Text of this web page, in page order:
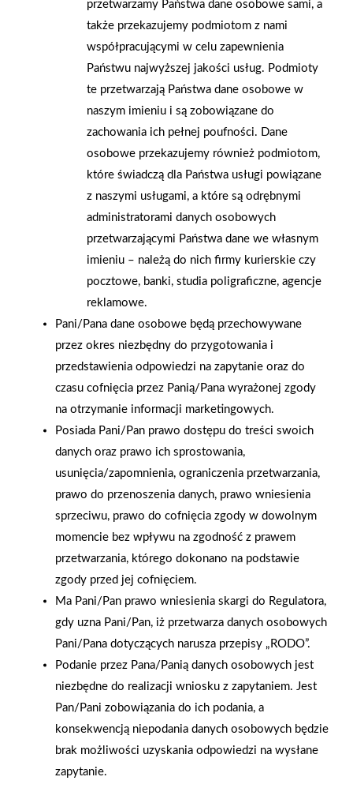
AKTUALNOŚCI
przetwarzamy Państwa dane osobowe sami, a
także przekazujemy podmiotom z nami
współpracującymi w celu zapewnienia
Państwu najwyższej jakości usług. Podmioty
te przetwarzają Państwa dane osobowe w
naszym imieniu i są zobowiązane do
zachowania ich pełnej poufności. Dane
osobowe przekazujemy również podmiotom,
które świadczą dla Państwa usługi powiązane
z naszymi usługami, a które są odrębnymi
administratorami danych osobowych
przetwarzającymi Państwa dane we własnym
imieniu – należą do nich firmy kurierskie czy
pocztowe, banki, studia poligraficzne, agencje
reklamowe.
Pani/Pana dane osobowe będą przechowywane
przez okres niezbędny do przygotowania i
przedstawienia odpowiedzi na zapytanie oraz do
czasu cofnięcia przez Panią/Pana wyrażonej zgody
na otrzymanie informacji marketingowych.
Posiada Pani/Pan prawo dostępu do treści swoich
danych oraz prawo ich sprostowania,
usunięcia/zapomnienia, ograniczenia przetwarzania,
prawo do przenoszenia danych, prawo wniesienia
sprzeciwu, prawo do cofnięcia zgody w dowolnym
momencie bez wpływu na zgodność z prawem
przetwarzania, którego dokonano na podstawie
zgody przed jej cofnięciem.
Ma Pani/Pan prawo wniesienia skargi do Regulatora,
gdy uzna Pani/Pan, iż przetwarza danych osobowych
Pani/Pana dotyczących narusza przepisy „RODO”.
Podanie przez Pana/Panią danych osobowych jest
niezbędne do realizacji wniosku z zapytaniem. Jest
Pan/Pani zobowiązania do ich podania, a
konsekwencją niepodania danych osobowych będzie
brak możliwości uzyskania odpowiedzi na wysłane
zapytanie.